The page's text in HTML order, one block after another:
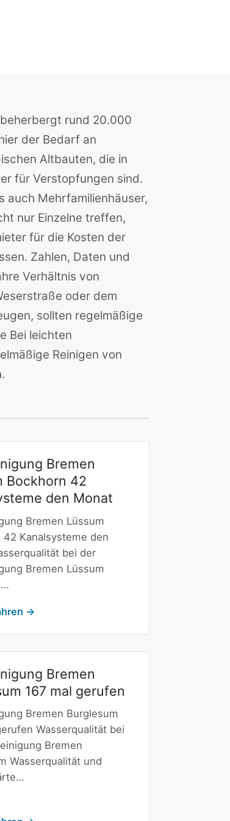
rund 20.000
der Bedarf an
Altbauten, die in
für Verstopfungen sind.
auch Mehrfamilienhäuser,
nur Einzelne treffen,
für die Kosten der
Zahlen, Daten und
Verhältnis von
oder dem
sollten regelmäßige
Bei leichten
Reinigen von
Bremen
Bockhorn 42
den Monat
Bremen Lüssum
42 Kanalsysteme den
bei der
Bremen Lüssum
→
Bremen
167 mal gerufen
Bremen Burglesum
Wasserqualität bei
Bremen
Wasserqualität und